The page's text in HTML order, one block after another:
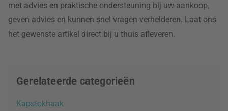
met advies en praktische ondersteuning bij uw aankoop,
geven advies en kunnen snel vragen verhelderen. Laat ons
het gewenste artikel direct bij u thuis afleveren.
Gerelateerde categorieën
Kapstokhaak